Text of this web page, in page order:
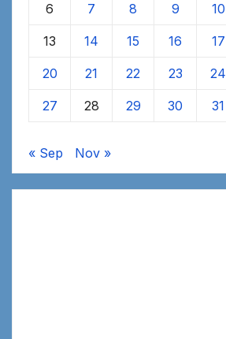
6 7 8 9 10
13 14 15 16 17
20 21 22 23 24
27 28 29 30 31
« Sep Nov »